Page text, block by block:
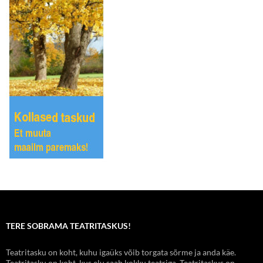
TERE SOBRAMA TEATRITASKUS!
Teatritasku on koht, kuhu igaüks võib torgata sõrme ja anda käe.